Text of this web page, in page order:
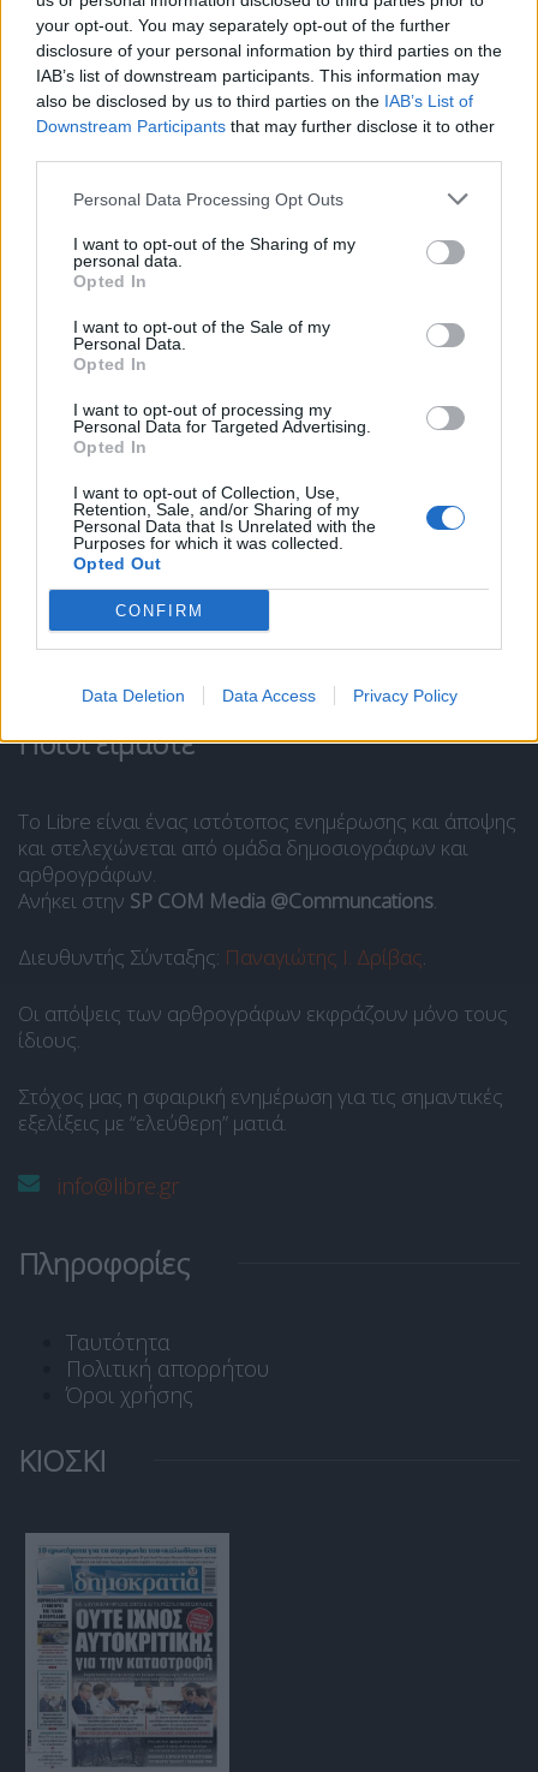
your opt-out. You may separately opt-out of the further
disclosure of your personal information by third parties on the
IAB’s list of downstream participants. This information may
also be disclosed by us to third parties on the IAB’s List of
Downstream Participants that may further disclose it to other
Personal Data Processing Opt Outs
I want to opt-out of the Sharing of my
personal data.
Opted In
I want to opt-out of the Sale of my
Personal Data.
Opted In
I want to opt-out of processing my
Personal Data for Targeted Advertising.
Opted In
I want to opt-out of Collection, Use,
Retention, Sale, and/or Sharing of my
Personal Data that Is Unrelated with the
Purposes for which it was collected.
Opted Out
CONFIRM
Data Deletion Data Access Privacy Policy
Πλεύρης: Αδικεί τον καραγκιόζη η σύγκριση με...
7 Ιανουαρίου, 2026
Ποιοι είμαστε
Το Libre είναι ένας ιστότοπος ενημέρωσης και άποψης
και στελεχώνεται από ομάδα δημοσιογράφων και
αρθρογράφων.
Ανήκει στην SP COM Media @Communcations.
Διευθυντής Σύνταξης: Παναγιώτης Ι. Δρίβας.
Οι απόψεις των αρθρογράφων εκφράζουν μόνο τους
ίδιους.
Στόχος μας η σφαιρική ενημέρωση για τις σημαντικές
εξελίξεις με “ελεύθερη” ματιά.
info@libre.gr
Πληροφορίες
Ταυτότητα
Πολιτική απορρήτου
Όροι χρήσης
ΚΙΟΣΚΙ